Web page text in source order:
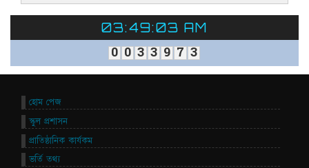
03:49:03 AM
0 0 3 3 9 7 3
হোম পেজ
স্কুল প্রশাসন
প্রাতিষ্ঠানিক কার্যকম
ভর্তি তথ্য